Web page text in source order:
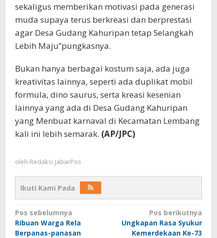
sekaligus memberikan motivasi pada generasi
muda supaya terus berkreasi dan berprestasi
agar Desa Gudang Kahuripan tetap Selangkah
Lebih Maju”pungkasnya.
Bukan hanya berbagai kostum saja, ada juga
kreativitas lainnya, seperti ada duplikat mobil
formula, dino saurus, serta kreasi kesenian
lainnya yang ada di Desa Gudang Kahuripan
yang Menbuat karnaval di Kecamatan Lembang
kali ini lebih semarak. (AP/JPC)
oleh Redaksi JabarPos
Ikuti Kami Pada
Navigasi
pos
Pos sebelumnya
Ribuan Warga Rela
Berpanas-panasan
Pos berikutnya
Ungkapan Rasa Syukur
Kemerdekaan Ke-73